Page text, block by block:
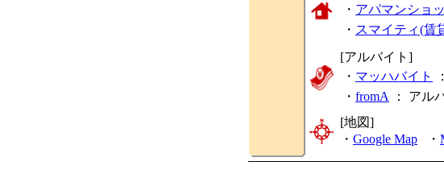
・ アパマンショ
・ スマイティ(賃
[アルバイト]
・ マッハバイト
・ fromA ： アル
[地図]
・ Google Map ・